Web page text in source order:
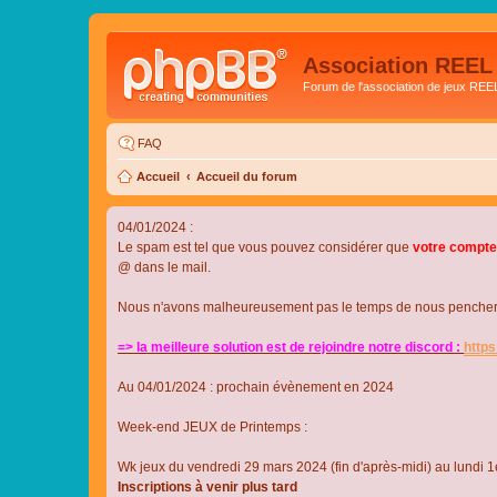
Association REEL
Forum de l'association de jeux REEL
FAQ
Accueil Accueil du forum
04/01/2024 :
Le spam est tel que vous pouvez considérer que votre
@ dans le mail.
Nous n'avons malheureusement pas le temps de nous
=> la meilleure solution est de rejoindre notre discord :
Au 04/01/2024 : prochain évènement en 2024
Week-end JEUX de Printemps :
Wk jeux du vendredi 29 mars 2024 (fin d'après-midi) au lundi
Inscriptions à venir plus tard